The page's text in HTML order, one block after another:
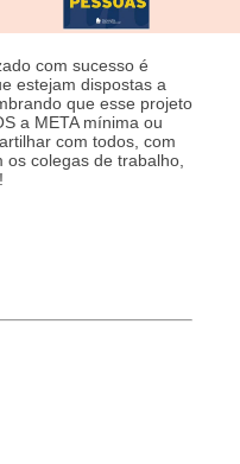
com sucesso é
estejam dispostas a
que esse projeto
a META mínima ou
com todos, com
colegas de trabalho,